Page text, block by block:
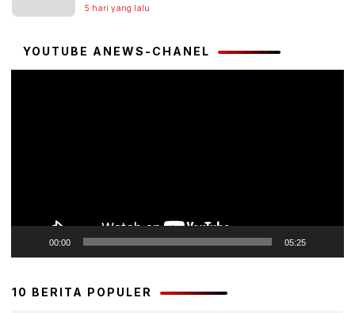
5 hari yang lalu
YOUTUBE ANEWS-CHANEL
00:00 05:25
10 BERITA POPULER